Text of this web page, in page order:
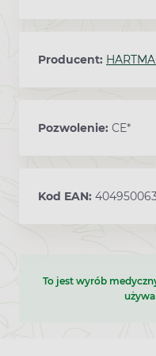
Producent:
Pozwolenie: CE*
Kod EAN:
To jest wyrób